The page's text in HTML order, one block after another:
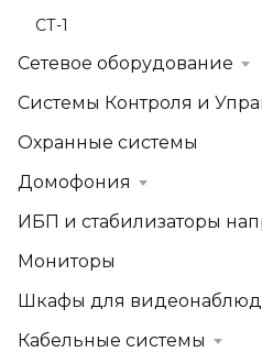
СТ-1
Сетевое оборудование
Системы Контроля и
Охранные системы
Домофония
ИБП и стабилизаторы
Мониторы
Шкафы для
Кабельные системы